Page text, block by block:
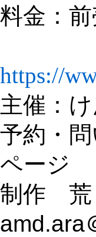
料金：
https://
主催：
予約・
ページ
制作
amd.ara